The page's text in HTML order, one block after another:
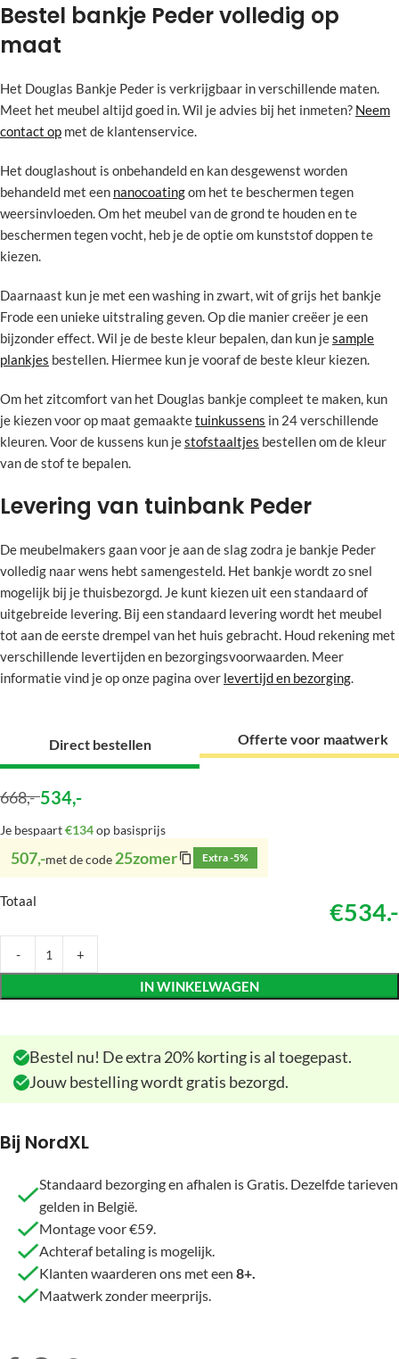
Bestel bankje Peder volledig op
maat
Het Douglas Bankje Peder is verkrijgbaar in verschillende maten.
Meet het meubel altijd goed in. Wil je advies bij het inmeten? Neem
contact op met de klantenservice.
Het douglashout is onbehandeld en kan desgewenst worden
behandeld met een nanocoatingom het te beschermen tegen
weersinvloeden. Om het meubel van de grond te houden en te
beschermen tegen vocht, heb je de optie om kunststof doppen te
kiezen.
Daarnaast kun je met een washing in zwart, wit of grijs het bankje
Frode een unieke uitstraling geven. Op die manier creëer je een
bijzonder effect. Wil je de beste kleur bepalen, dan kun jesample
plankjes bestellen. Hiermee kun je vooraf de beste kleur kiezen.
Om het zitcomfort van het Douglas bankje compleet te maken, kun
je kiezen voor op maat gemaaktetuinkussens in 24 verschillende
kleuren. Voor de kussens kun jestofstaaltjes bestellen om de kleur
van de stof te bepalen.
Levering van tuinbank Peder
De meubelmakers gaan voor je aan de slag zodra je bankje Peder
volledig naar wens hebt samengesteld. Het bankje wordt zo snel
mogelijk bij je thuisbezorgd. Je kunt kiezen uit een standaard of
uitgebreide levering. Bij een standaard levering wordt het meubel
tot aan de eerste drempel van het huis gebracht. Houd rekening met
verschillende levertijden en bezorgingsvoorwaarden. Meer
informatie vind je op onze pagina over levertijd en bezorging.
Direct bestellen Offerte voor maatwerk
668,- 534,-
Je bespaart€134op basisprijs
507,-met de code 25zomer Extra -5%
Totaal €534.-
IN WINKELWAGEN
Bestel nu! De extra 20% korting is al toegepast.
Jouw bestelling wordt gratis bezorgd.
Bij NordXL
Standaard bezorging en afhalen is Gratis. Dezelfde tarieven
gelden in België.
Montage voor €59.
Achteraf betaling is mogelijk.
Klanten waarderen ons met een 8+.
Maatwerk zonder meerprijs.